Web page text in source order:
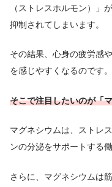
（ストレスホルモン）」
抑制されてしまいます。
その結果、心身の疲労感
を感じやすくなるのです。
そこで注目したいのが「
マグネシウムは、ストレ
ンの分泌をサポートする
さらに、マグネシウムは